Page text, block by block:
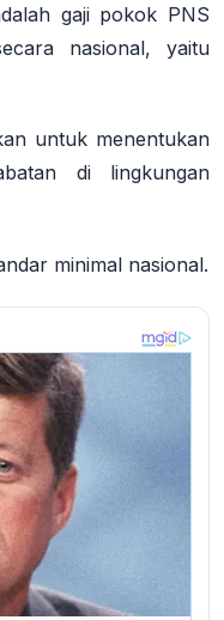
gaji pokok PNS
nasional, yaitu
untuk menentukan
di lingkungan
minimal nasional.